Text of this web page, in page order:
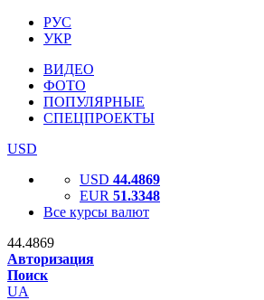
РУС
УКР
ВИДЕО
ФОТО
ПОПУЛЯРНЫЕ
СПЕЦПРОЕКТЫ
USD
USD 44.4869
EUR 51.3348
Все курсы валют
44.4869
Авторизация
Поиск
UA